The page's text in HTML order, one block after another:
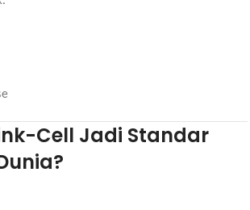
Cell Jadi Standar